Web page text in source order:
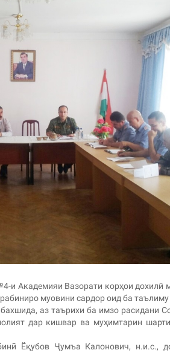
и Академияи Вазорати корҳои дохилӣ
муовини сардор оид ба
аз таърихи ба имзо расидани
дар кишвар ва муҳимтарин
Ёқубов Ҷумъа Калонович, н.и.с.,